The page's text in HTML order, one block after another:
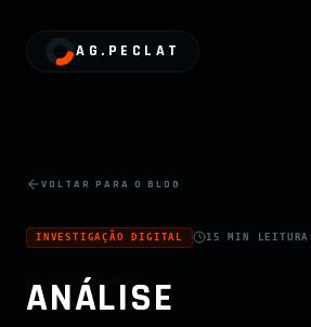
AG.PECLAT
VOLTAR PARA O BLOG
INVESTIGAÇÃO DIGITAL 15 MIN LEITURA
ANÁLISE